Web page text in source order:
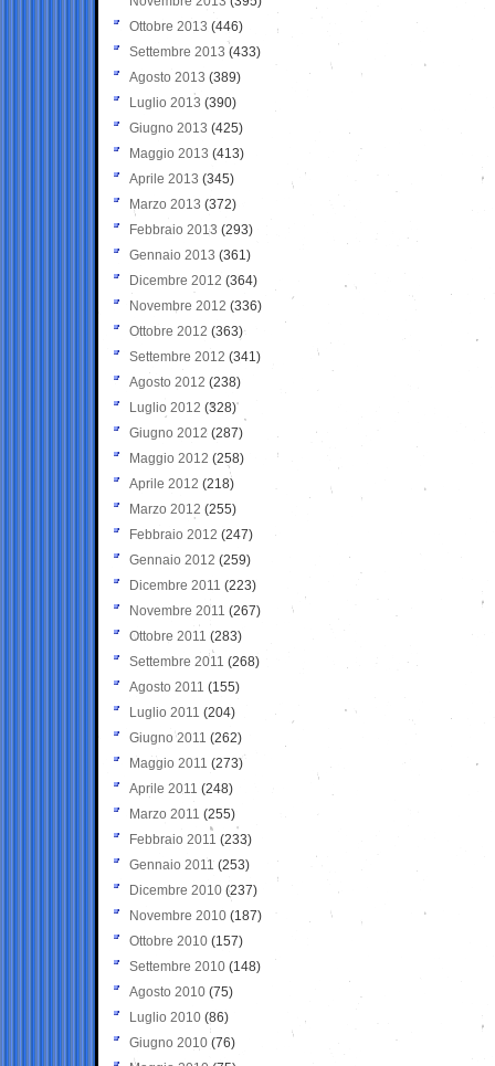
Ottobre 2013 (446)
Settembre 2013 (433)
Agosto 2013 (389)
Luglio 2013 (390)
Giugno 2013 (425)
Maggio 2013 (413)
Aprile 2013 (345)
Marzo 2013 (372)
Febbraio 2013 (293)
Gennaio 2013 (361)
Dicembre 2012 (364)
Novembre 2012 (336)
Ottobre 2012 (363)
Settembre 2012 (341)
Agosto 2012 (238)
Luglio 2012 (328)
Giugno 2012 (287)
Maggio 2012 (258)
Aprile 2012 (218)
Marzo 2012 (255)
Febbraio 2012 (247)
Gennaio 2012 (259)
Dicembre 2011 (223)
Novembre 2011 (267)
Ottobre 2011 (283)
Settembre 2011 (268)
Agosto 2011 (155)
Luglio 2011 (204)
Giugno 2011 (262)
Maggio 2011 (273)
Aprile 2011 (248)
Marzo 2011 (255)
Febbraio 2011 (233)
Gennaio 2011 (253)
Dicembre 2010 (237)
Novembre 2010 (187)
Ottobre 2010 (157)
Settembre 2010 (148)
Agosto 2010 (75)
Luglio 2010 (86)
Giugno 2010 (76)